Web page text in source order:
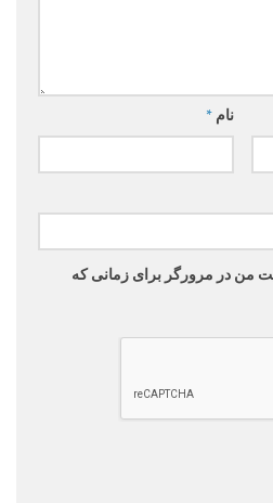
نام *
من در مرورگر برای زمانی که